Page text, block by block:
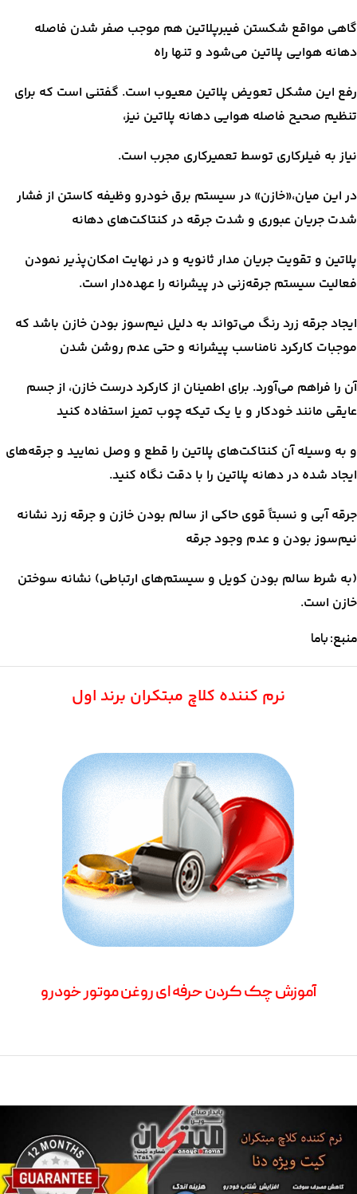
گاهی مواقع شکستن فیبرپلاتین هم موجب صفر شدن فاصله
دهانه هوایی پلاتین می‌شود و تنها راه
رفع این مشکل تعویض پلاتین معیوب است. گفتنی است که برای
تنظیم صحیح فاصله هوایی دهانه پلاتین نیز،
نیاز به فیلرکاری توسط تعمیرکاری مجرب است.
در این میان،«خازن» در سیستم برق خودرو وظیفه کاستن از فشار
شدت جریان عبوری و شدت جرقه در کنتاکت‌های دهانه
پلاتین و تقویت جریان مدار ثانویه و در نهایت امکان‌پذیر نمودن
فعالیت سیستم جرقه‌زنی در پیشرانه را عهده‌دار است.
ایجاد جرقه زرد رنگ می‌تواند به دلیل نیم‌سوز بودن خازن باشد که
موجبات کارکرد نامناسب پیشرانه و حتی عدم روشن شدن
آن را فراهم می‌آورد. برای اطمینان از کارکرد درست خازن، از جسم
عایقی مانند خودکار و یا یک تیکه چوب تمیز استفاده کنید
و به وسیله آن کنتاکت‌های پلاتین را قطع و وصل نمایید و جرقه‌های
ایجاد شده در دهانه پلاتین را با دقت نگاه کنید.
جرقه آبی و نسبتاً قوی حاکی از سالم بودن خازن و جرقه زرد نشانه
نیم‌سوز بودن و عدم وجود جرقه
(به شرط سالم بودن کویل و سیستم‌های ارتباطی) نشانه سوختن
خازن است.
منبع: باما
نرم کننده کلاچ مبتکران برند اول
آموزش چک کردن حرفه ای روغن موتور خودرو